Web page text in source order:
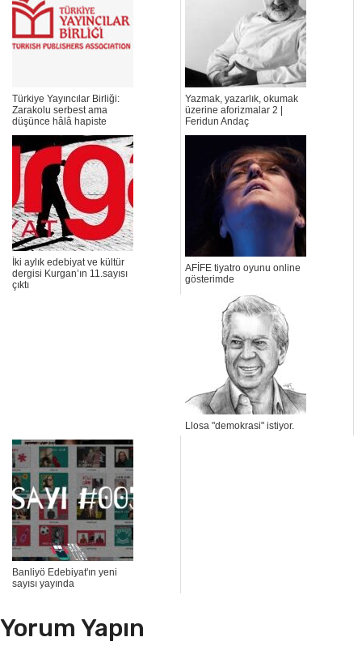
Türkiye Yayıncılar Birliği:
Zarakolu serbest ama
düşünce hâlâ hapiste
Yazmak, yazarlık, okumak
üzerine aforizmalar 2 |
Feridun Andaç
İki aylık edebiyat ve kültür
dergisi Kurgan’ın 11.sayısı
çıktı
AFİFE tiyatro oyunu online
gösterimde
Llosa "demokrasi" istiyor.
Banliyö Edebiyat'ın yeni
sayısı yayında
Yorum Yapın